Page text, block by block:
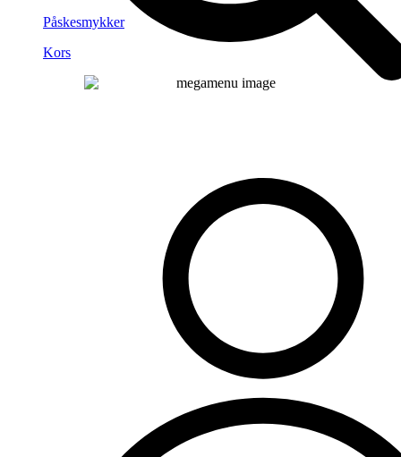
Påskesmykker
Kors